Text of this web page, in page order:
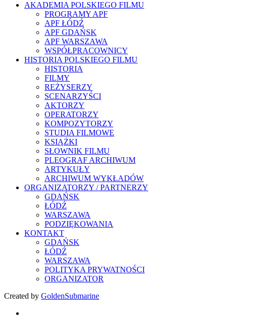
AKADEMIA POLSKIEGO FILMU
PROGRAMY APF
APF ŁÓDŹ
APF GDAŃSK
APF WARSZAWA
WSPÓŁPRACOWNICY
HISTORIA POLSKIEGO FILMU
HISTORIA
FILMY
REŻYSERZY
SCENARZYŚCI
AKTORZY
OPERATORZY
KOMPOZYTORZY
STUDIA FILMOWE
KSIĄŻKI
SŁOWNIK FILMU
PLEOGRAF ARCHIWUM
ARTYKUŁY
ARCHIWUM WYKŁADÓW
ORGANIZATORZY / PARTNERZY
GDAŃSK
ŁÓDŹ
WARSZAWA
PODZIĘKOWANIA
KONTAKT
GDAŃSK
ŁÓDŹ
WARSZAWA
POLITYKA PRYWATNOŚCI
ORGANIZATOR
Created by GoldenSubmarine